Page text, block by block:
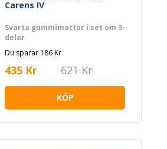
Carens IV
Svarta gummimattor i set om 3-
delar
Du sparar 186 Kr
435 Kr 621 Kr
KÖP